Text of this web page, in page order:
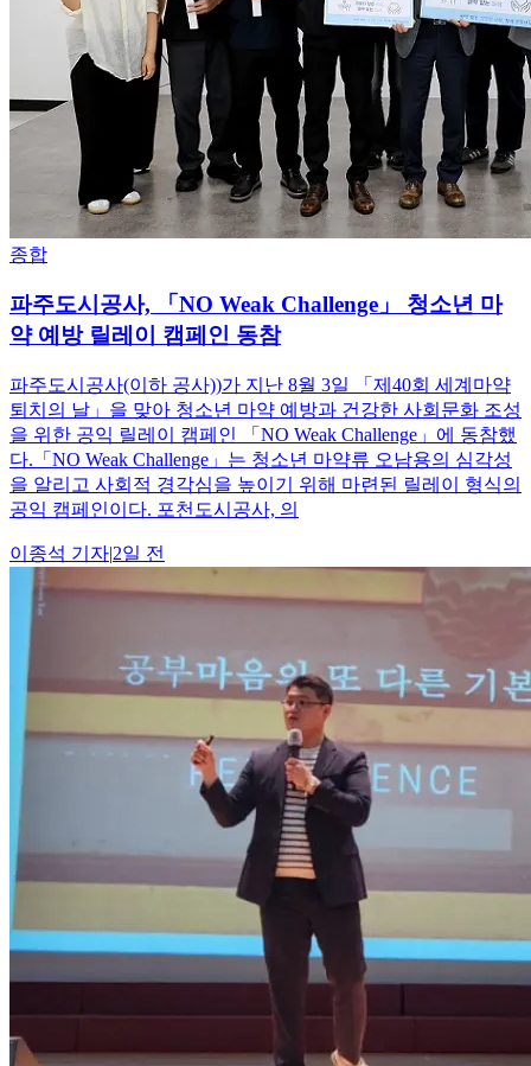
종합
파주도시공사, 「NO Weak Challenge」 청소년 마
약 예방 릴레이 캠페인 동참
파주도시공사(이하 공사))가 지난 8월 3일 「제40회 세계마약
퇴치의 날」을 맞아 청소년 마약 예방과 건강한 사회문화 조성
을 위한 공익 릴레이 캠페인 「NO Weak Challenge」에 동참했
다.「NO Weak Challenge」는 청소년 마약류 오남용의 심각성
을 알리고 사회적 경각심을 높이기 위해 마련된 릴레이 형식의
공익 캠페인이다. 포천도시공사, 의
이종석 기자|2일 전